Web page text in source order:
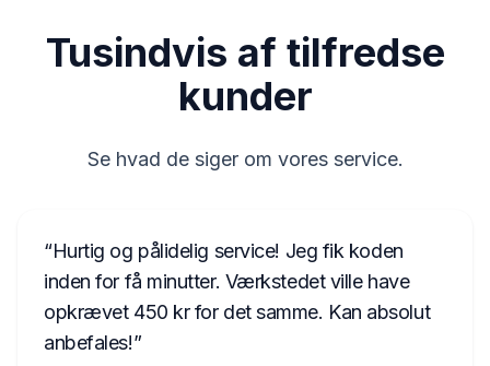
T0BYD294110168
8023421 7644061210
Tusindvis af tilfredse
kunder
Se hvad de siger om vores service.
Hurtig og pålidelig service! Jeg fik koden
inden for få minutter. Værkstedet ville have
opkrævet 450 kr for det samme. Kan absolut
anbefales!